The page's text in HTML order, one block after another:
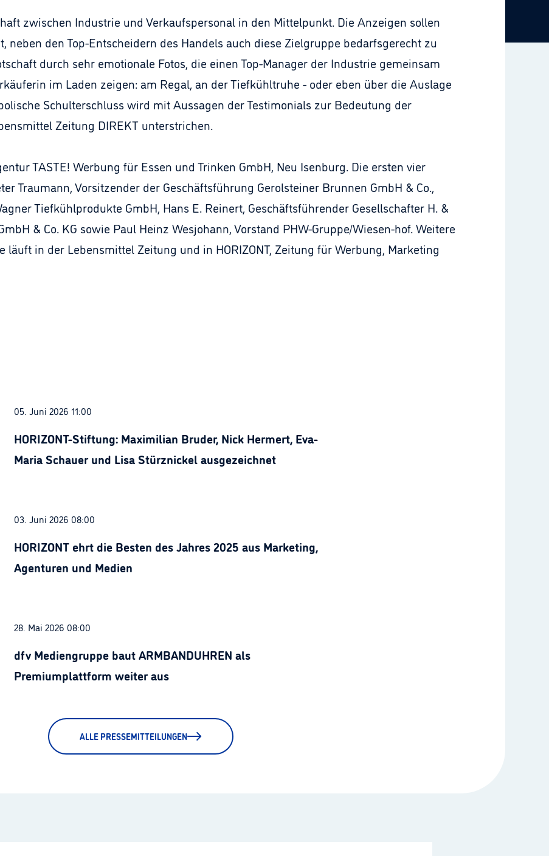
zwischen Industrie und Verkaufspersonal in den Mittelpunkt. Die Anzeigen sollen
neben den Top-Entscheidern des Handels auch diese Zielgruppe bedarfsgerecht zu
durch sehr emotionale Fotos, die einen Top-Manager der Industrie gemeinsam
im Laden zeigen: am Regal, an der Tiefkühltruhe - oder eben über die Auslage
Schulterschluss wird mit Aussagen der Testimonials zur Bedeutung der
Zeitung DIREKT unterstrichen.
TASTE! Werbung für Essen und Trinken GmbH, Neu Isenburg. Die ersten vier
Traumann, Vorsitzender der Geschäftsführung Gerolsteiner Brunnen GmbH & Co.,
Tiefkühlprodukte GmbH, Hans E. Reinert, Geschäftsführender Gesellschafter H. &
& Co. KG sowie Paul Heinz Wesjohann, Vorstand PHW-Gruppe/Wiesen-hof. Weitere
läuft in der Lebensmittel Zeitung und in HORIZONT, Zeitung für Werbung, Marketing
05. Juni 2026 11:00
HORIZONT-Stiftung: Maximilian Bruder, Nick Hermert, Eva-
Maria Schauer und Lisa Stürznickel ausgezeichnet
03. Juni 2026 08:00
HORIZONT ehrt die Besten des Jahres 2025 aus Marketing,
Agenturen und Medien
28. Mai 2026 08:00
dfv Mediengruppe baut ARMBANDUHREN als
Premiumplattform weiter aus
ALLE PRESSEMITTEILUNGEN